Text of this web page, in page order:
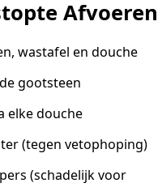
Afvoeren
wastafel en douche
gootsteen
elke douche
(tegen vetophoping)
(schadelijk voor